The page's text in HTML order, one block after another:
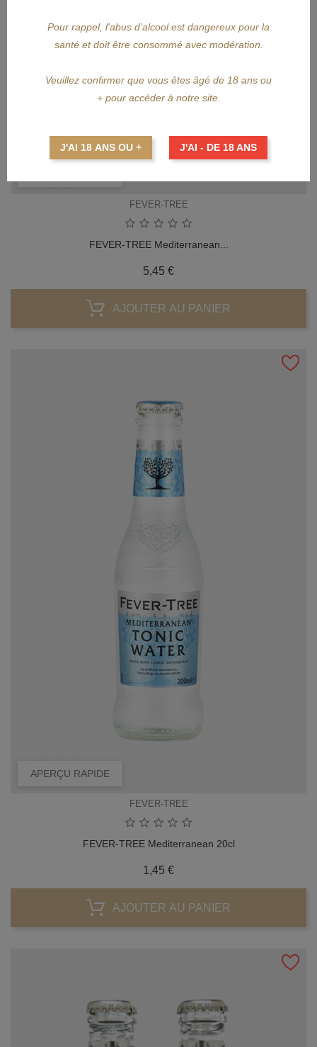
FEVER-TREE
FEVER-TREE Mediterranean...
5,45 €Prix
AJOUTER AU PANIER
APERÇU RAPIDE
FEVER-TREE
FEVER-TREE Mediterranean 20cl
1,45 €Prix
AJOUTER AU PANIER
Pour rappel, l'abus d’alcool est dangereux pour la
santé et doit être consommé avec modération.
Veuillez confirmer que vous êtes âgé de 18 ans ou
+ pour accéder à notre site.
J'AI 18 ANS OU + J'AI - DE 18 ANS